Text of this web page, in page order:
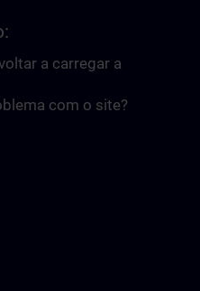
a carregar a
com o site?